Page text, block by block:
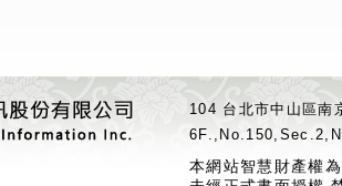
104 台北市中山區
本網站智慧財產權